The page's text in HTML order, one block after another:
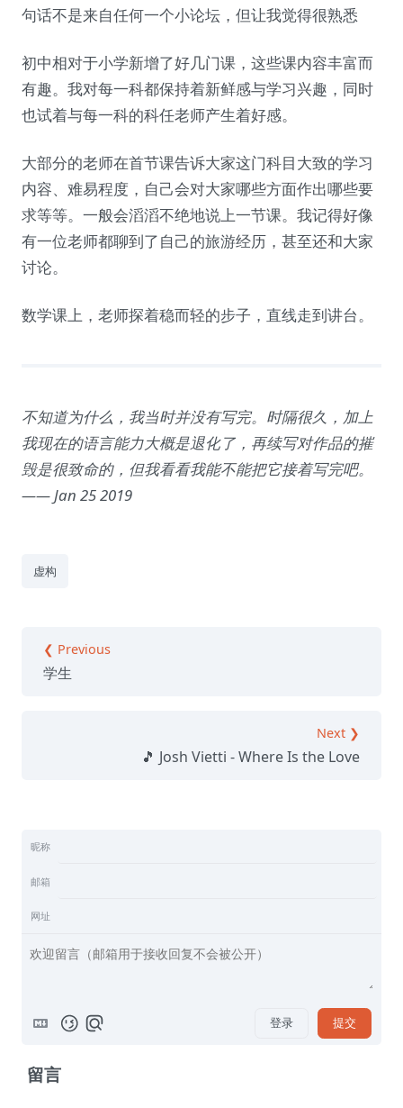
句话不是来自任何一个小论坛，但让我觉得很熟悉
初中相对于小学新增了好几门课，这些课内容丰富而
有趣。我对每一科都保持着新鲜感与学习兴趣，同时
也试着与每一科的科任老师产生着好感。
大部分的老师在首节课告诉大家这门科目大致的学习
内容、难易程度，自己会对大家哪些方面作出哪些要
求等等。一般会滔滔不绝地说上一节课。我记得好像
有一位老师都聊到了自己的旅游经历，甚至还和大家
讨论。
数学课上，老师探着稳而轻的步子，直线走到讲台。
不知道为什么，我当时并没有写完。时隔很久，加上
我现在的语言能力大概是退化了，再续写对作品的摧
毁是很致命的，但我看看我能不能把它接着写完吧。
—— Jan 25 2019
虚构
❮ Previous
学生
Next ❯
🎵 Josh Vietti - Where Is the Love
昵称
邮箱
网址
登录 提交
留言